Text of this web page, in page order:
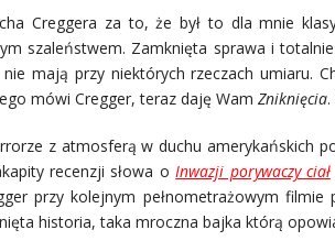
Creggera za to, że był to dla mnie
szaleństwem. Zamknięta sprawa i
mają przy niektórych rzeczach umiaru.
mówi Cregger, teraz daję Wam Zniknięcia
z atmosferą w duchu amerykańskich
recenzji słowa o Inwazji porywaczy ciał
przy kolejnym pełnometrażowym filmie
historia, taka mroczna bajka którą